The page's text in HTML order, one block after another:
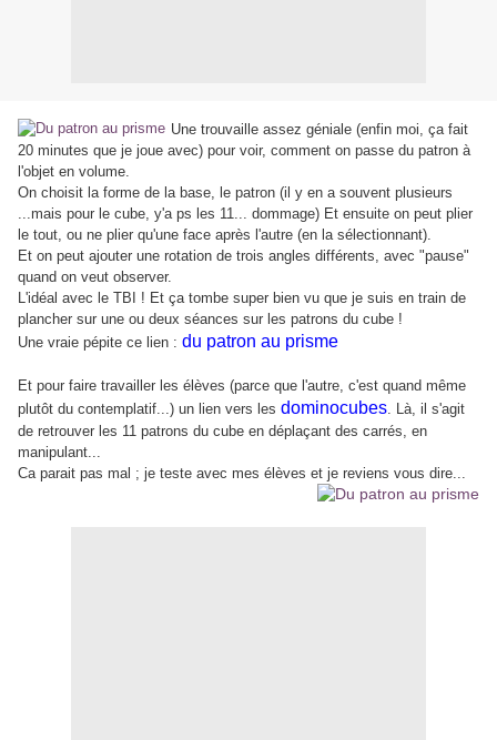
Une trouvaille assez géniale (enfin moi, ça fait
20 minutes que je joue avec) pour voir, comment on passe du patron à
l'objet en volume.
On choisit la forme de la base, le patron (il y en a souvent plusieurs
...mais pour le cube, y'a ps les 11... dommage) Et ensuite on peut plier
le tout, ou ne plier qu'une face après l'autre (en la sélectionnant).
Et on peut ajouter une rotation de trois angles différents, avec "pause"
quand on veut observer.
L'idéal avec le TBI ! Et ça tombe super bien vu que je suis en train de
plancher sur une ou deux séances sur les patrons du cube !
Une vraie pépite ce lien : du patron au prisme
Et pour faire travailler les élèves (parce que l'autre, c'est quand même
plutôt du contemplatif...) un lien vers les dominocubes. Là, il s'agit
de retrouver les 11 patrons du cube en déplaçant des carrés, en
manipulant...
Ca parait pas mal ; je teste avec mes élèves et je reviens vous dire...